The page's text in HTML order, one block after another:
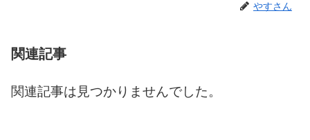
やすさん
関連記事
関連記事は見つかりませんでした。